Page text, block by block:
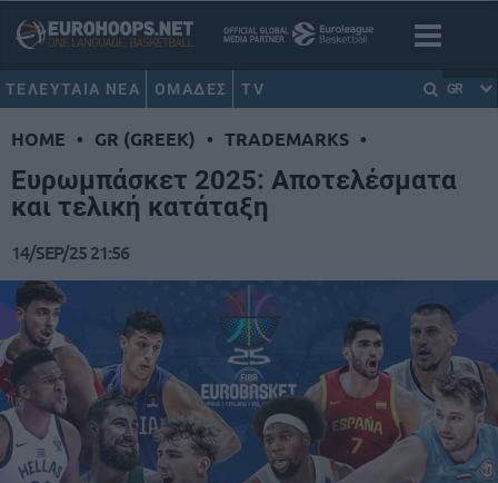
ΤΕΛΕΥΤΑΙΑ ΝΕΑ ΟΜΑΔΕΣ TV GR
HOME • GR (GREEK) • TRADEMARKS •
Ευρωμπάσκετ 2025: Αποτελέσματα
και τελική κατάταξη
14/SEP/25 21:56